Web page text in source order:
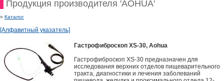
Продукция производителя 'AOHUA'
» Каталог
[Алфавитный указатель]
Гастрофиброскоп XS-30, Aohua
Гастрофиброскоп XS-30 предназначен для
исследования верхних отделов пищеварительного
тракта, диагностики и лечения заболеваний